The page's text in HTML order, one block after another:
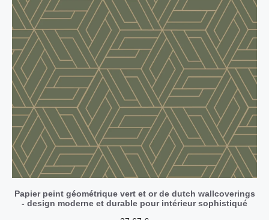
Papier peint géométrique vert et or de dutch wallcoverings
- design moderne et durable pour intérieur sophistiqué